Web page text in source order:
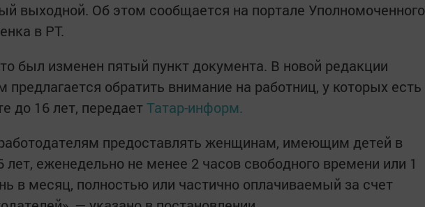
выходной. Об этом сообщается на портале Уполномоченного
в РТ.
был изменен пятый пункт документа. В новой редакции
предлагается обратить внимание на работниц, у которых есть
до 16 лет, передаетТатар-информ.
предоставлять женщинам, имеющим детей в
лет, еженедельно не менее 2 часов свободного времени или 1
в месяц, полностью или частично оплачиваемый за счет